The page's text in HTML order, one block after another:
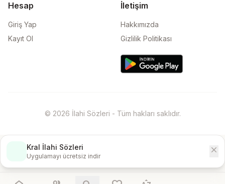
Hesap
Giriş Yap
Kayıt Ol
İletişim
Hakkımızda
Gizlilik Politikası
© 2026 İlahi Sözleri - Tüm hakları saklıdır.
Kral İlahi Sözleri
Uygulamayı ücretsiz indir
close